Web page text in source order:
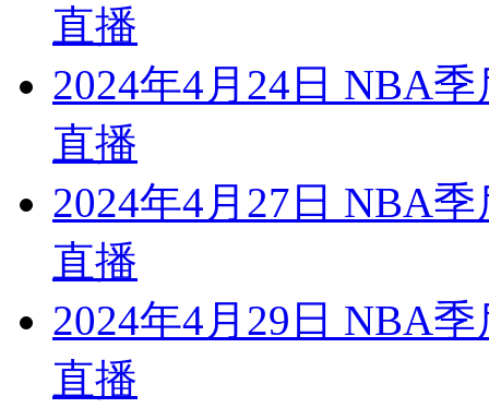
直播
2024年4月24日 NBA
直播
2024年4月27日 NBA
直播
2024年4月29日 NBA
直播